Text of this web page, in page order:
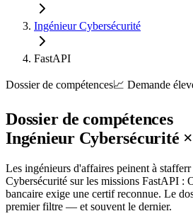
Ingénieur Cybersécurité
FastAPI
Dossier de compétences📈 Demande
Dossier de compétences
Ingénieur Cybersécurité ×
Les ingénieurs d'affaires peinent à
Cybersécurité sur les missions FastAPI :
bancaire exige une certif reconnue. Le
premier filtre — et souvent le dernier.